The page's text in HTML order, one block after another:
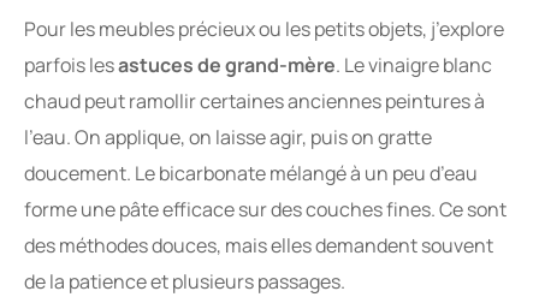
Pour les meubles précieux ou les petits objets, j’explore
parfois lesastuces de grand-mère. Le vinaigre blanc
chaud peut ramollir certaines anciennes peintures à
l’eau. On applique, on laisse agir, puis on gratte
doucement. Le bicarbonate mélangé à un peu d’eau
forme une pâte efficace sur des couches fines. Ce sont
des méthodes douces, mais elles demandent souvent
de la patience et plusieurs passages.